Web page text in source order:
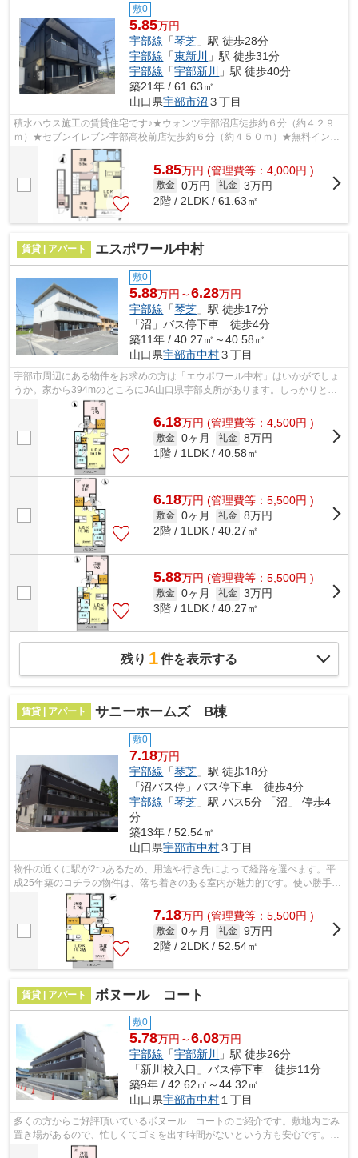
敷0
5.85万円
宇部線 「琴芝 」駅 徒歩28分
宇部線 「東新川
」駅 徒歩31分
宇部線 「宇部新川
」駅 徒歩40分
築21年 / 61.63㎡
山口県宇部市沼 ３丁目
積水ハウス施工の賃貸住宅です♪★ウォンツ宇部沼店徒歩約６分（約４２９
ｍ）★セブンイレブン宇部高校前店徒歩約６分（約４５０ｍ）★無料インタ
ーネット（ＷＩＦＩ導入）★定期清掃月２回...
5.85万円 (管理費等：4,000円 )
敷金 0万円 礼金 3万円
2階 / 2LDK / 61.63㎡
賃貸 | アパート エスポワール中村
敷0
5.88万円～6.28万円
宇部線 「琴芝 」駅 徒歩17分
「沼」バス停下車 徒歩4分
築11年 / 40.27㎡～40.58㎡
山口県宇部市中村３丁目
宇部市周辺にある物件をお求めの方は「エウポワール中村」はいかがでしょ
うか。家から394mのところにJA山口県宇部支所があります。しっかりとし
た造りが自慢の築8年のアパート。こちら...
6.18万円 (管理費等：4,500円 )
敷金 0ヶ月 礼金 8万円
1階 / 1LDK / 40.58㎡
6.18万円 (管理費等：5,500円 )
敷金 0ヶ月 礼金 8万円
2階 / 1LDK / 40.27㎡
5.88万円 (管理費等：5,500円 )
敷金 0ヶ月 礼金 3万円
3階 / 1LDK / 40.27㎡
残り 1件を表示する
賃貸 | アパート サニーホームズ B棟
敷0
7.18万円
宇部線 「琴芝 」駅 徒歩18分
「沼バス停」バス停下車 徒歩4分
宇部線 「琴芝 」駅 バス5分 「沼」 停歩4
分
築13年 / 52.54㎡
山口県宇部市中村３丁目
物件の近くに駅が2つあるため、用途や行き先によって経路を選べます。平
成25年築のコチラの物件は、落ち着きのある室内が魅力的です。使い勝手の
良いアパートでイチオシの物件です。で...
7.18万円 (管理費等：5,500円 )
敷金 0ヶ月 礼金 9万円
2階 / 2LDK / 52.54㎡
賃貸 | アパート ボヌール コート
敷0
5.78万円～6.08万円
宇部線 「宇部新川
」駅 徒歩26分
「新川校入口」バス停下車 徒歩11分
築9年 / 42.62㎡～44.32㎡
山口県宇部市中村１丁目
多くの方からご好評頂いているボヌール コートのご紹介です。敷地内ごみ
置き場があるので、忙しくてゴミを出す時間がないという方も安心です。ご
紹介するのは2016年11月竣工・築6年の...